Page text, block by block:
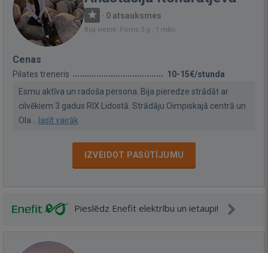
· 0 atsauksmes
Bija vietnē: Pirms 3 g., 1 mēn.
Cenas
Pilates treneris
10-15€/stunda
Esmu aktīva un radoša persona. Bija pieredze strādāt ar
cilvēkiem 3 gadus RIX Lidostā. Strādāju Oimpiskajā centrā un
Ola...
lasīt vairāk
IZVEIDOT PASŪTĪJUMU
Pieslēdz Enefit elektrību un ietaupi!